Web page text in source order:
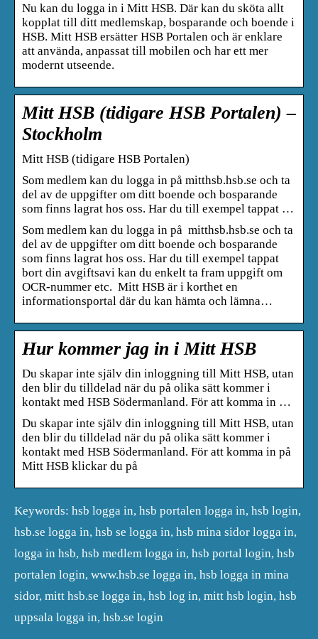
Nu kan du logga in i Mitt HSB. Där kan du sköta allt
kopplat till ditt medlemskap, bosparande och boende i
HSB. Mitt HSB ersätter HSB Portalen och är enklare
att använda, anpassat till mobilen och har ett mer
modernt utseende.
Mitt HSB (tidigare HSB Portalen) –
Stockholm
Mitt HSB (tidigare HSB Portalen)
Som medlem kan du logga in på mitthsb.hsb.se och ta
del av de uppgifter om ditt boende och bosparande
som finns lagrat hos oss. Har du till exempel tappat …
Som medlem kan du logga in på mitthsb.hsb.se och ta
del av de uppgifter om ditt boende och bosparande
som finns lagrat hos oss. Har du till exempel tappat
bort din avgiftsavi kan du enkelt ta fram uppgift om
OCR-nummer etc. Mitt HSB är i korthet en
informationsportal där du kan hämta och lämna…
Hur kommer jag in i Mitt HSB
Du skapar inte själv din inloggning till Mitt HSB, utan
den blir du tilldelad när du på olika sätt kommer i
kontakt med HSB Södermanland. För att komma in …
Du skapar inte själv din inloggning till Mitt HSB, utan
den blir du tilldelad när du på olika sätt kommer i
kontakt med HSB Södermanland. För att komma in på
Mitt HSB klickar du på
Keywords: hsb logga in, hsb portalen logga in, hsb login,
hsb.se logga in, hsb se logga in, hsb mina sidor logga in,
logga in hsb, hsb medlem logga in, hsb portal login, hsb
portalen login, www.hsb.se logga in, hsb logga in mina
sidor, mitt hsb.se logga in, hsb log in, mitt hsb login, hsb
uppsala logga in, hsb.se login